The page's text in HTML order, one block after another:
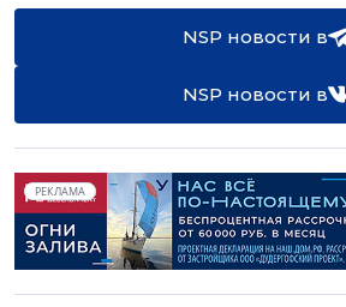
NSP новости в
NSP новости в
РЕКЛАМА